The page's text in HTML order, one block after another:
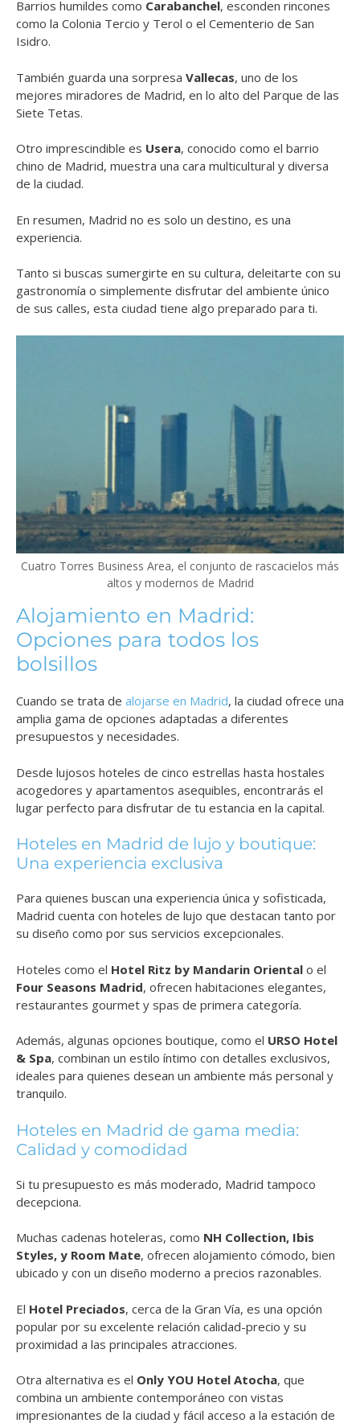
Barrios humildes como Carabanchel, esconden rincones
como la Colonia Tercio y Terol o el Cementerio de San
Isidro.
También guarda una sorpresa Vallecas, uno de los
mejores miradores de Madrid, en lo alto del Parque de las
Siete Tetas.
Otro imprescindible es Usera, conocido como el barrio
chino de Madrid, muestra una cara multicultural y diversa
de la ciudad.
En resumen, Madrid no es solo un destino, es una
experiencia.
Tanto si buscas sumergirte en su cultura, deleitarte con su
gastronomía o simplemente disfrutar del ambiente único
de sus calles, esta ciudad tiene algo preparado para ti.
Cuatro Torres Business Area, el conjunto de rascacielos más
altos y modernos de Madrid
Alojamiento en Madrid:
Opciones para todos los
bolsillos
Cuando se trata de alojarse en Madrid, la ciudad ofrece una
amplia gama de opciones adaptadas a diferentes
presupuestos y necesidades.
Desde lujosos hoteles de cinco estrellas hasta hostales
acogedores y apartamentos asequibles, encontrarás el
lugar perfecto para disfrutar de tu estancia en la capital.
Hoteles en Madrid de lujo y boutique:
Una experiencia exclusiva
Para quienes buscan una experiencia única y sofisticada,
Madrid cuenta con hoteles de lujo que destacan tanto por
su diseño como por sus servicios excepcionales.
Hoteles como el Hotel Ritz by Mandarin Oriental o el
Four Seasons Madrid, ofrecen habitaciones elegantes,
restaurantes gourmet y spas de primera categoría.
Además, algunas opciones boutique, como el URSO Hotel
& Spa, combinan un estilo íntimo con detalles exclusivos,
ideales para quienes desean un ambiente más personal y
tranquilo.
Hoteles en Madrid de gama media:
Calidad y comodidad
Si tu presupuesto es más moderado, Madrid tampoco
decepciona.
Muchas cadenas hoteleras, como NH Collection, Ibis
Styles, y Room Mate, ofrecen alojamiento cómodo, bien
ubicado y con un diseño moderno a precios razonables.
El Hotel Preciados, cerca de la Gran Vía, es una opción
popular por su excelente relación calidad-precio y su
proximidad a las principales atracciones.
Otra alternativa es el Only YOU Hotel Atocha, que
combina un ambiente contemporáneo con vistas
impresionantes de la ciudad y fácil acceso a la estación de